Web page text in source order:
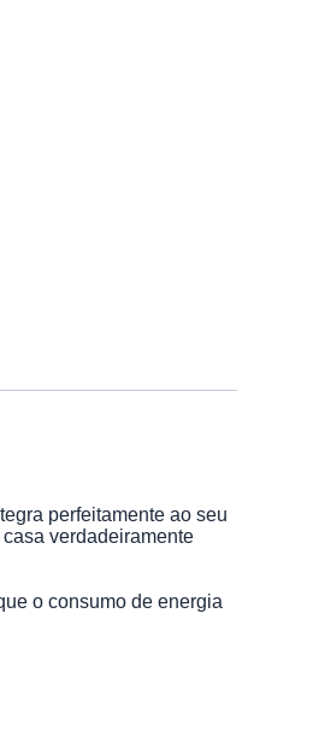
perfeitamente ao seu
verdadeiramente
o consumo de energia